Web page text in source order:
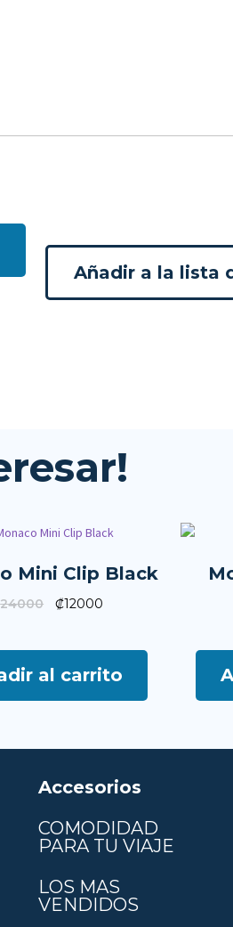
Añadir a la lista
Mini Clip Black
24000 ₡12000
al carrito
Accesorios
COMODIDAD
PARA TU VIAJE
LOS MAS
VENDIDOS